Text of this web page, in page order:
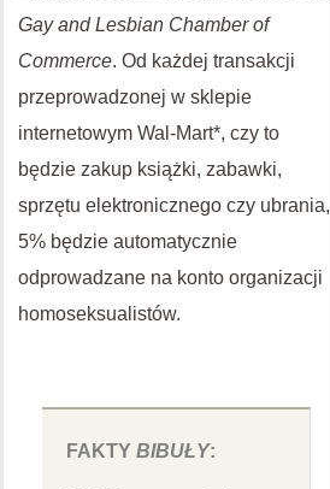
Gay and Lesbian Chamber of
Commerce. Od każdej transakcji
przeprowadzonej w sklepie
internetowym Wal-Mart*, czy to
będzie zakup książki, zabawki,
sprzętu elektronicznego czy ubrania,
5% będzie automatycznie
odprowadzane na konto organizacji
homoseksualistów.
FAKTY BIBUŁY: